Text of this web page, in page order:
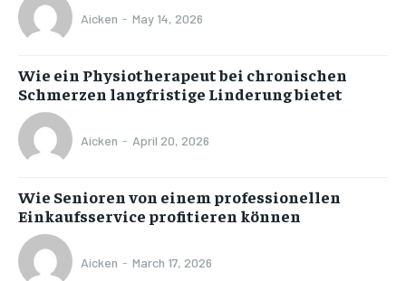
Aicken - May 14, 2026
Wie ein Physiotherapeut bei chronischen
Schmerzen langfristige Linderung bietet
Aicken - April 20, 2026
Wie Senioren von einem professionellen
Einkaufsservice profitieren können
Aicken - March 17, 2026